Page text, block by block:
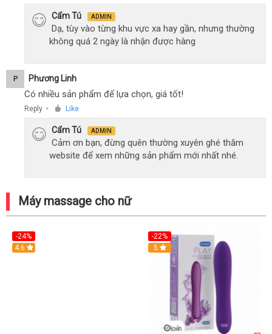
Cẩm Tú ADMIN
Dạ, tùy vào từng khu vực xa hay gần, nhưng thường
không quá 2 ngày là nhận được hàng
P Phương Linh
Có nhiều sản phẩm để lựa chọn, giá tốt!
Reply ● Like
Cẩm Tú ADMIN
Cảm ơn bạn, đừng quên thường xuyên ghé thăm
website để xem những sản phẩm mới nhất nhé.
Máy massage cho nữ
-24%
4.6
-22%
Hot
5